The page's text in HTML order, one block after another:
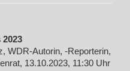
2023
WDR-Autorin, -Reporterin,
13.10.2023, 11:30 Uhr